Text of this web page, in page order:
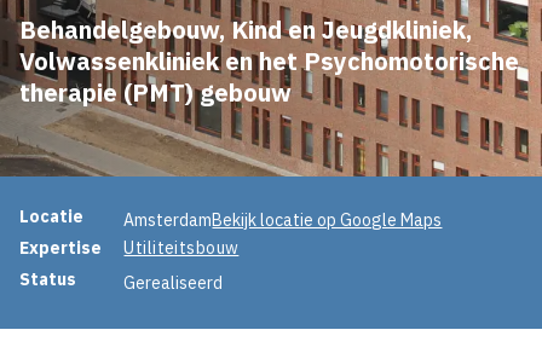
Behandelgebouw, Kind en Jeugdkliniek,
Volwassenkliniek en het Psychomotorische
therapie (PMT) gebouw
Projectinformatie
Locatie AmsterdamBekijk locatie op Google Maps
Expertise
Utiliteitsbouw
Status
Gerealiseerd